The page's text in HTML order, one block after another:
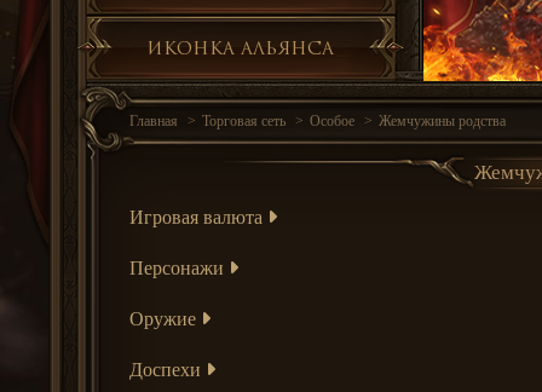
Иконка альянса
Главная Торговая сеть Особое Жемчужины родства
Игровая валюта
Персонажи
Оружие
Доспехи